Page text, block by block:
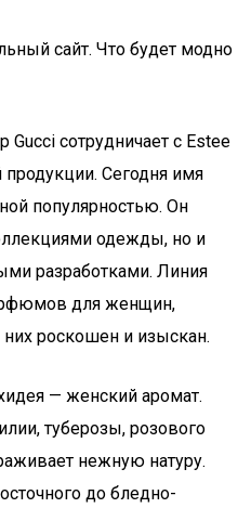
сайт. Что будет модно
сотрудничает с Estee
продукции. Сегодня имя
популярностью. Он
одежды, но и
разработками. Линия
для женщин,
роскошен и изыскан.
— женский аромат.
туберозы, розового
нежную натуру.
до бледно-